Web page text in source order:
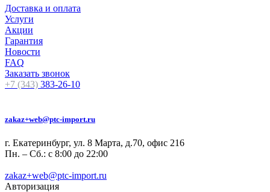
Доставка и оплата
Услуги
Акции
Гарантия
Новости
FAQ
Заказать звонок
+7 (343) 383-26-10
zakaz+web@ptc-import.ru
г. Екатеринбург, ул. 8 Марта, д.70, офис 216
Пн. – Сб.: с 8:00 до 22:00
zakaz+web@ptc-import.ru
Авторизация